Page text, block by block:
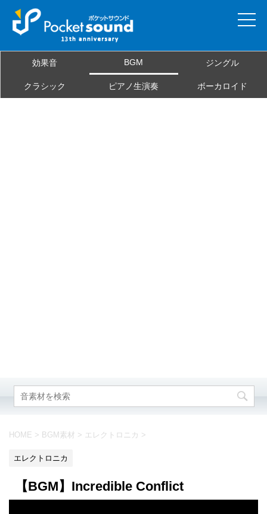
当サイトについて
効果音 BGM ジングル
クラシック ピアノ生演奏 ボーカロイド
HOME > BGM素材 > エレクトロニカ >
エレクトロニカ
【BGM】Incredible Conflict